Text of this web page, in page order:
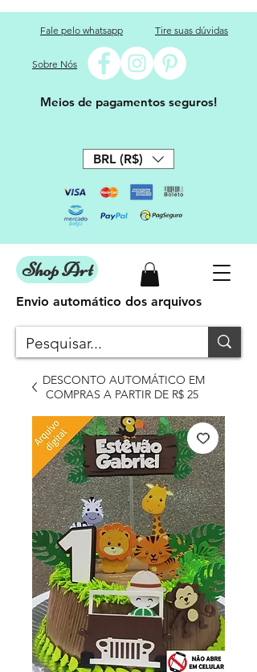
Fale pelo whatsapp Tire suas dúvidas
Sobre Nós
Meios de pagamentos seguros!
BRL (R$)
Shop Art
DESCONTO AUTOMÁTICO EM
COMPRAS A PARTIR DE R$ 25
Envio automático dos arquivos